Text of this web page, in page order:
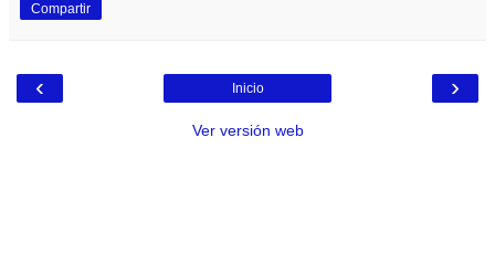
Compartir
‹ ›
Inicio
Ver versión web